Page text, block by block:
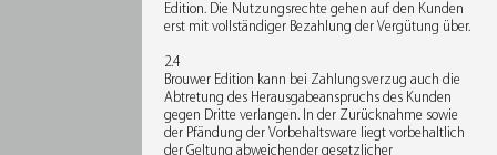
Edition. Die Nutzungsrechte gehen auf den Kunden
erst mit vollständiger Bezahlung der Vergütung über.
2.4
Brouwer Edition kann bei Zahlungsverzug auch die
Abtretung des Herausgabeanspruchs des Kunden
gegen Dritte verlangen. In der Zurücknahme sowie
der Pfändung der Vorbehaltsware liegt vorbehaltlich
der Geltung abweichender gesetzlicher